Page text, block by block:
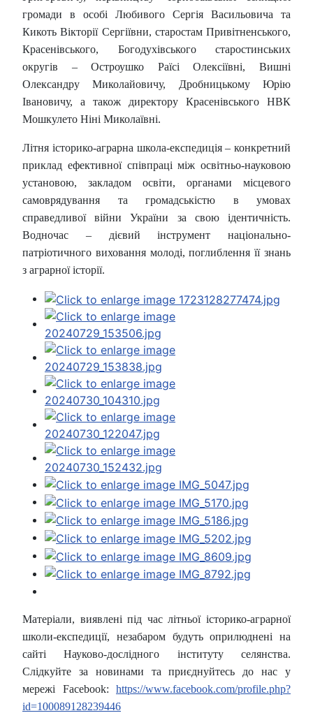
громади в особі Любивого Сергія Васильовича та
Кикоть Вікторії Сергіївни, старостам Привітненського,
Красенівського, Богодухівського старостинських
округів – Остроушко Раїсі Олексіївні, Вишні
Олександру Миколайовичу, Дробницькому Юрію
Івановичу, а також директору Красенівського НВК
Мошкулето Ніні Миколаївні.
Літня історико-аграрна школа-експедиція – конкретний
приклад ефективної співпраці між освітньо-науковою
установою, закладом освіти, органами місцевого
самоврядування та громадськістю в умовах
справедливої війни України за свою ідентичність.
Водночас – дієвий інструмент національно-
патріотичного виховання молоді, поглиблення її знань
з аграрної історії.
Матеріали, виявлені під час літньої історико-аграрної
школи-експедиції, незабаром будуть оприлюднені на
сайті Науково-дослідного інституту селянства.
Слідкуйте за новинами та приєднуйтесь до нас у
мережі Facebook: https://www.facebook.com/profile.php?
id=100089128239446